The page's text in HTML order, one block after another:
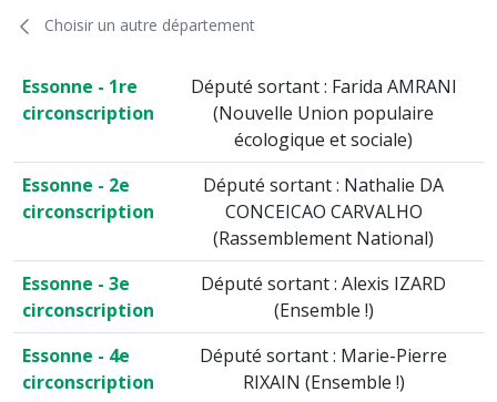
Choisir un autre département
Essonne - 1re
circonscription
Député sortant : Farida AMRANI
(Nouvelle Union populaire
écologique et sociale)
Essonne - 2e
circonscription
Député sortant : Nathalie DA
CONCEICAO CARVALHO
(Rassemblement National)
Essonne - 3e
circonscription
Député sortant : Alexis IZARD
(Ensemble !)
Essonne - 4e
circonscription
Député sortant : Marie-Pierre
RIXAIN (Ensemble !)